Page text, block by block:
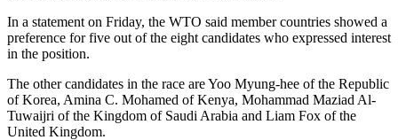
In a statement on Friday, the WTO said member countries showed a
preference for five out of the eight candidates who expressed interest
in the position.
The other candidates in the race are Yoo Myung-hee of the Republic
of Korea, Amina C. Mohamed of Kenya, Mohammad Maziad Al-
Tuwaijri of the Kingdom of Saudi Arabia and Liam Fox of the
United Kingdom.